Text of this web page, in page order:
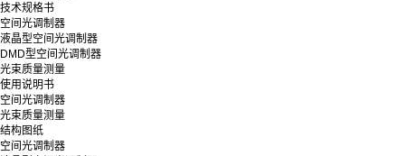
技术规格书
空间光调制器
液晶型空间光调制器
DMD型空间光调制器
光束质量测量
使用说明书
空间光调制器
光束质量测量
结构图纸
空间光调制器